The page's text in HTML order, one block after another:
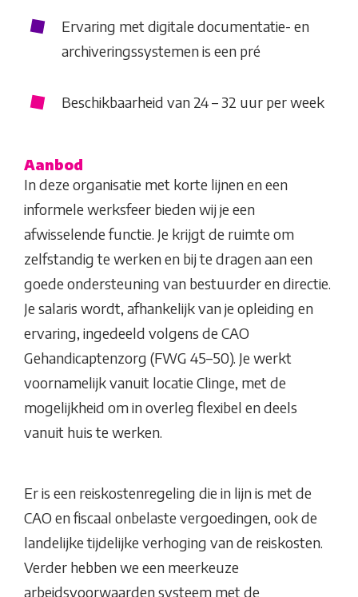
Ervaring met digitale documentatie- en
archiveringssystemen is een pré
Beschikbaarheid van 24 – 32 uur per week
Aanbod
In deze organisatie met korte lijnen en een
informele werksfeer bieden wij je een
afwisselende functie. Je krijgt de ruimte om
zelfstandig te werken en bij te dragen aan een
goede ondersteuning van bestuurder en directie.
Je salaris wordt, afhankelijk van je opleiding en
ervaring, ingedeeld volgens de CAO
Gehandicaptenzorg (FWG 45–50). Je werkt
voornamelijk vanuit locatie Clinge, met de
mogelijkheid om in overleg flexibel en deels
vanuit huis te werken.
Er is een reiskostenregeling die in lijn is met de
CAO en fiscaal onbelaste vergoedingen, ook de
landelijke tijdelijke verhoging van de reiskosten.
Verder hebben we een meerkeuze
arbeidsvoorwaarden systeem met de